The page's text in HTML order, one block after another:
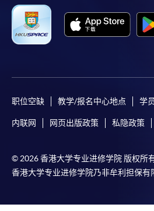
职位空缺 教学/报名中心地点 学
内联网 网页出版政策 私隐政策
© 2026 香港大学专业进修学院 版权所
香港大学专业进修学院乃非牟利担保有